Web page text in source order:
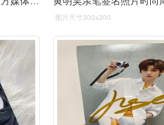
图片尺寸300x300